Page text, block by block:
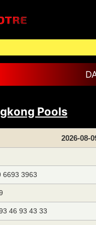
Pools
2026-08-
6693 3963
46 93 43 33